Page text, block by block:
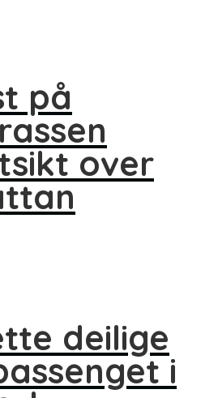
på
over
deilige
i